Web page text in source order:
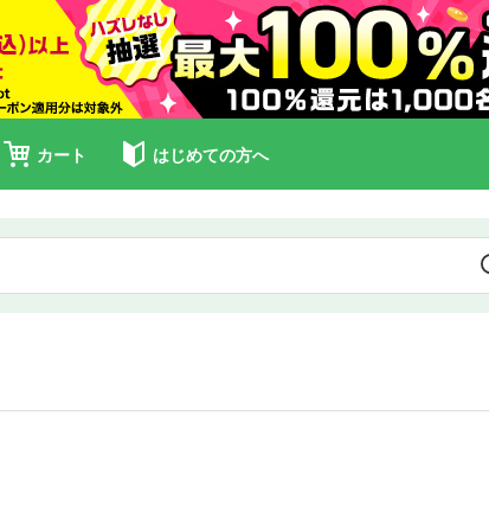
カート はじめての方へ